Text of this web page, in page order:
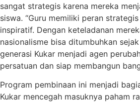
sangat strategis karena mereka
siswa. “Guru memiliki peran
inspiratif. Dengan keteladanan
nasionalisme bisa ditumbuhkan
generasi Kukar menjadi agen
persatuan dan siap membangun
Program pembinaan ini menjadi
Kukar mencegah masuknya paham